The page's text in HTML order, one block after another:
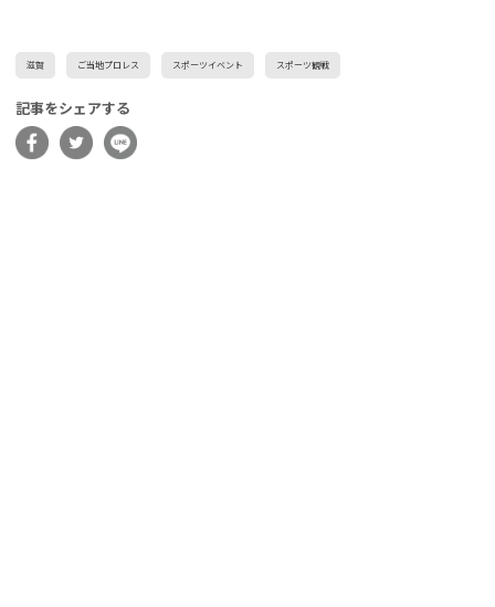
滋賀 ご当地プロレス スポーツイベント スポーツ観戦
記事をシェアする